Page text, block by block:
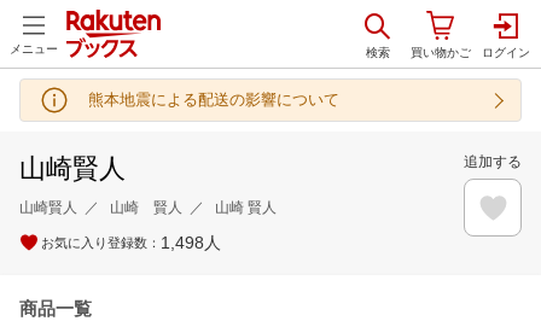
メニュー
熊本地震による配送の影響について
山崎賢人
山崎賢人 山崎 賢人 山崎 賢人
お気に入り登録数： 1,498 人
追加する
商品一覧